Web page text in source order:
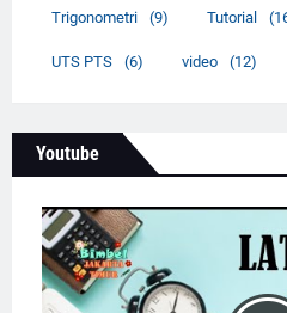
Trigonometri (9) Tutorial
UTS PTS (6) video (12)
Youtube